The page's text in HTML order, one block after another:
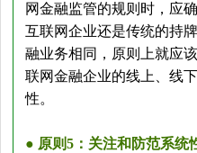
网金融监管的规则时，应
互联网企业还是传统的持
融业务相同，原则上就应
联网金融企业的线上、线
性。
● 原则5：关注和防范系统